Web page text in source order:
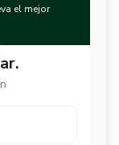
el mejor